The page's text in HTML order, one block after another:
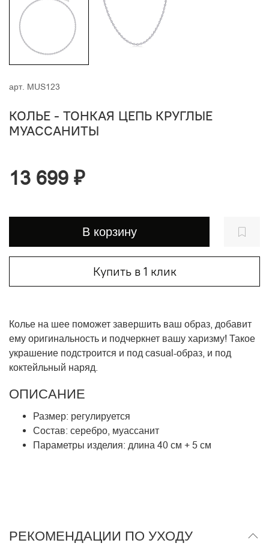
арт. MUS123
КОЛЬЕ - ТОНКАЯ ЦЕПЬ КРУГЛЫЕ
МУАССАНИТЫ
13 699 ₽
В корзину
Купить в 1 клик
Колье на шее поможет завершить ваш образ, добавит
ему оригинальность и подчеркнет вашу харизму! Такое
украшение подстроится и под casual-образ, и под
коктейльный наряд.
ОПИСАНИЕ
Размер: регулируется
Состав: серебро, муассанит
Параметры изделия: длина 40 см + 5 см
РЕКОМЕНДАЦИИ ПО УХОДУ